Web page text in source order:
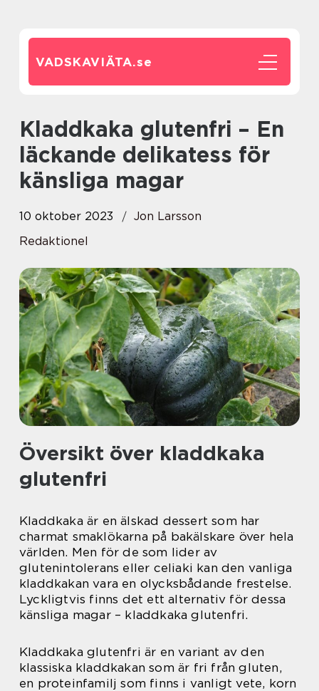
VADSKAVIÄTA.se
Kladdkaka glutenfri – En
läckande delikatess för
känsliga magar
10 oktober 2023
Jon Larsson
Redaktionel
Översikt över kladdkaka
glutenfri
Kladdkaka är en älskad dessert som har
charmat smaklökarna på bakälskare över hela
världen. Men för de som lider av
glutenintolerans eller celiaki kan den vanliga
kladdkakan vara en olycksbådande frestelse.
Lyckligtvis finns det ett alternativ för dessa
känsliga magar – kladdkaka glutenfri.
Kladdkaka glutenfri är en variant av den
klassiska kladdkakan som är fri från gluten,
en proteinfamilj som finns i vanligt vete, korn